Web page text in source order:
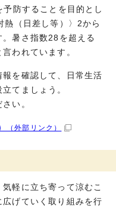
防することを目的とし
熱（日差し等）〉2から
暑さ指数28を超える
われています。
を確認して、日常生活
てましょう。
い。
（外部リンク）
軽に立ち寄って涼むこ
げていく取り組みを行